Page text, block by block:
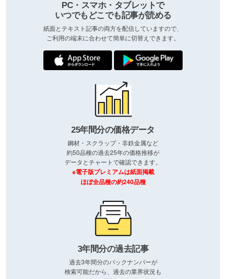
PC・スマホ・タブレットで
いつでもどこでも記事が読める
紙面とテキスト記事の両方を配信していますので、
ご利用の端末に合わせて簡単に切替えできます。
25年間分の価格データ
鋼材・スクラップ・非鉄金属など
約50品種の過去25年の価格推移が
データとチャートで確認できます。
※電子版プレミアムは紙面掲載
ほぼ全品種の約240品種
3年間分の過去記事
過去3年間分のバックナンバーが
検索可能だから、過去の業界状況も